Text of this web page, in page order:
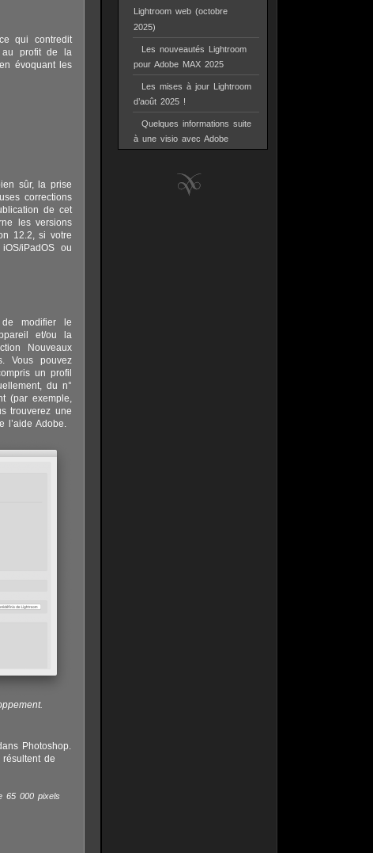
Lightroom web (octobre
2025)
Les nouveautés Lightroom
pour Adobe MAX 2025
Les mises à jour Lightroom
d’août 2025 !
Quelques informations suite
à une visio avec Adobe
qui contredit
au profit de la
évoquant les
sûr, la prise
corrections
de cet
les versions
12.2, si votre
iPadOS ou
modifier le
et/ou la
Nouveaux
Vous pouvez
un profil
du n°
(par exemple,
trouverez une
l’aide Adobe.
Photoshop.
de
65 000 pixels